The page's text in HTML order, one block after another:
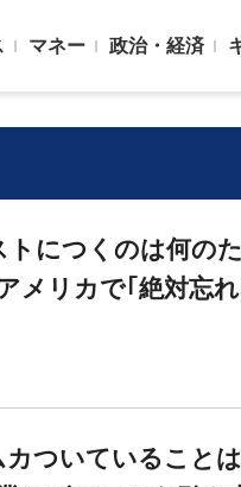
マネー 政治・経済
トにつくのは何の
メリカで｢絶対忘
カついていること